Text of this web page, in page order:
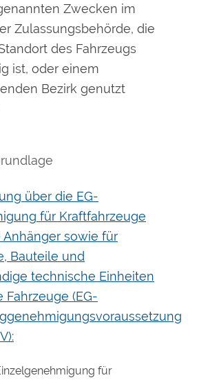
Zwecken im
Zulassungsbehörde, die
des Fahrzeugs
ist, oder einem
Bezirk genutzt
über die EG-
für Kraftfahrzeuge
Anhänger sowie für
Bauteile und
technische Einheiten
Fahrzeuge (EG-
für